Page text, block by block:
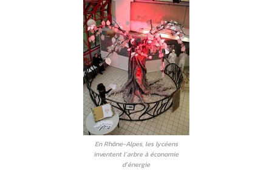
En Rhône-Alpes, les lycéens
inventent l’arbre à économie
d’énergie